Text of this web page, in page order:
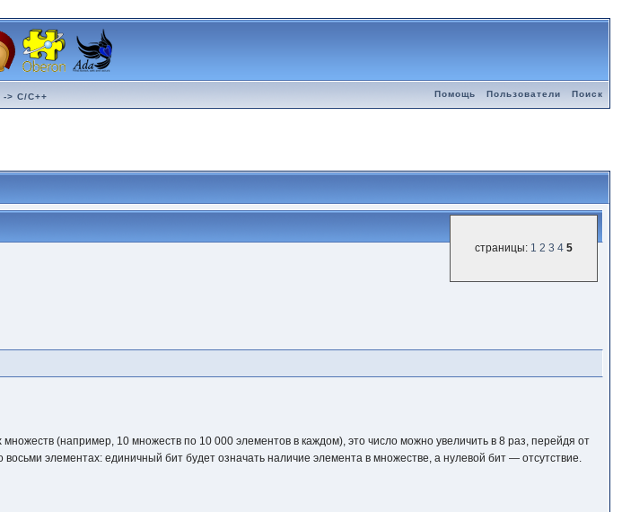
-> C/C++ Помощь Пользователи Поиск
страницы: 1 2 3 4 5
(например, 10 множеств по 10 000 элементов в каждом), это число можно увеличить в 8 раз, перейдя от
элементах: единичный бит будет означать наличие элемента в множестве, а нулевой бит — отсутствие.